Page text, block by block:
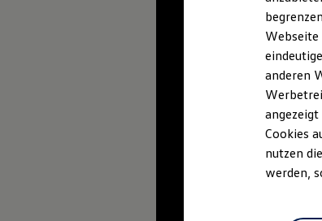
anderen
Cookies
nutzen
werden,